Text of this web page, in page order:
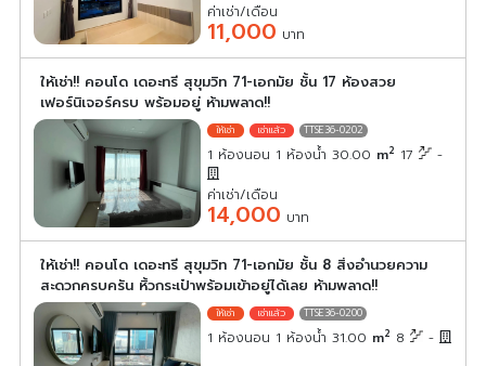
ค่าเช่า/เดือน
11,000 บาท
ให้เช่า!! คอนโด เดอะทรี สุขุมวิท 71-เอกมัย ชั้น 17 ห้องสวย
เฟอร์นิเจอร์ครบ พร้อมอยู่ ห้ามพลาด!!
TTSE36-0202
1 ห้องนอน 1 ห้องน้ำ 30.00 m2 17 -
ค่าเช่า/เดือน
14,000 บาท
ให้เช่า!! คอนโด เดอะทรี สุขุมวิท 71-เอกมัย ชั้น 8 สิ่งอำนวยความ
สะดวกครบครัน หิ้วกระเป๋าพร้อมเข้าอยู่ได้เลย ห้ามพลาด!!
TTSE36-0200
1 ห้องนอน 1 ห้องน้ำ 31.00 m2 8 -